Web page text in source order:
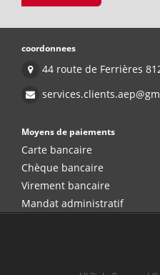
coordonnees
44 route de Ferrières
Moyens de paiements
Carte bancaire
Chèque bancaire
Virement bancaire
Mandat administratif